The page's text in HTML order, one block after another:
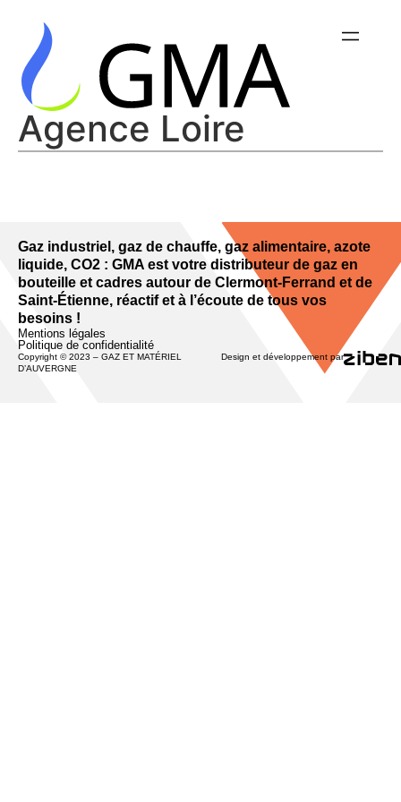
Agence Loire
Gaz industriel, gaz de chauffe, gaz alimentaire, azote
liquide, CO2 : GMA est votre distributeur de gaz en
bouteille et cadres autour de Clermont-Ferrand et de
Saint-Étienne, réactif et à l’écoute de tous vos
besoins !
Mentions légales
Politique de confidentialité
Copyright © 2023 – GAZ ET MATÉRIEL
D’AUVERGNE
Design et développement par